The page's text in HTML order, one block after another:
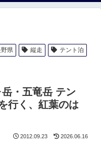
野県 縦走
テント泊
岳・五竜岳 テン
行く、紅葉のは
2012.09.23 2026.06.16